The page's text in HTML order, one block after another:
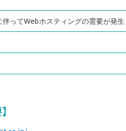
伴ってWebホスティングの需要が発